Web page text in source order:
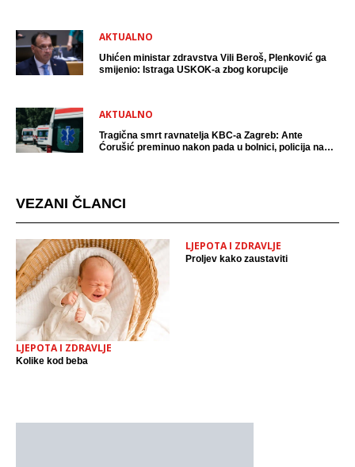
AKTUALNO
Uhićen ministar zdravstva Vili Beroš, Plenković ga
smijenio: Istraga USKOK-a zbog korupcije
AKTUALNO
Tragična smrt ravnatelja KBC-a Zagreb: Ante
Ćorušić preminuo nakon pada u bolnici, policija na
VEZANI ČLANCI
LJEPOTA I ZDRAVLJE
Kolike kod beba
LJEPOTA I ZDRAVLJE
Proljev kako zaustaviti